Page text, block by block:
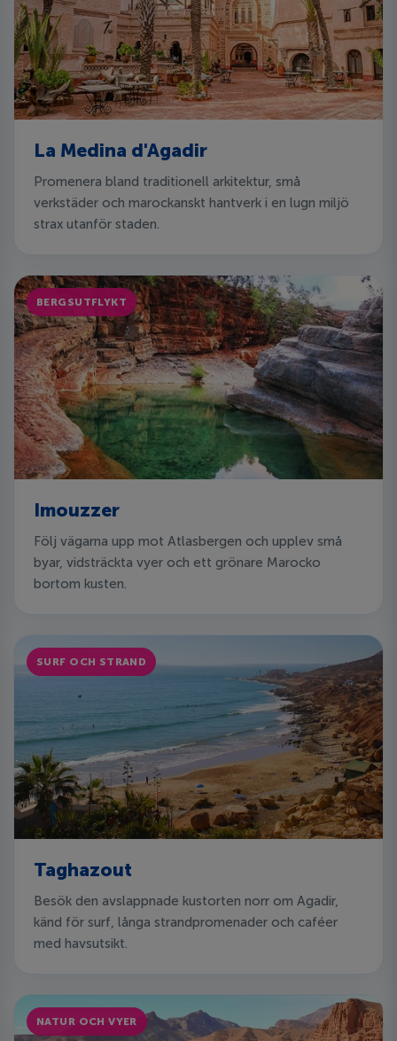
La Medina d'Agadir
Promenera bland traditionell arkitektur, små
verkstäder och marockanskt hantverk i en lugn miljö
strax utanför staden.
BERGSUTFLYKT
Imouzzer
Följ vägarna upp mot Atlasbergen och upplev små
byar, vidsträckta vyer och ett grönare Marocko
bortom kusten.
SURF OCH STRAND
Taghazout
Besök den avslappnade kustorten norr om Agadir,
känd för surf, långa strandpromenader och caféer
med havsutsikt.
NATUR OCH VYER